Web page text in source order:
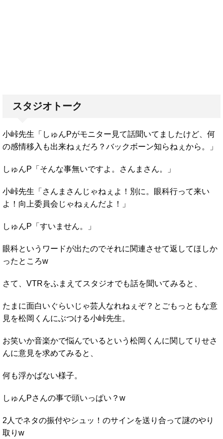
スタジオトーク
小峠先生「しゅんPがモニター見て話聞いてましたけど、何
の感情移入も出来ねぇだろ？バックボーン知らねぇから。」
しゅんP「そんな事無いですよ。さんまさん。」
小峠先生「さんまさんじゃねぇよ！別に。眼科行って来い
よ！向上委員会じゃねぇんだよ！」
しゅんP「すいません。」
眼科というワードが出たのでそれに関連させて返してほしか
ったところw
さて、VTRをふまえてスタジオでも話を聞いてみると、
たまに面白いぐらいじゃ芸人なれねぇぞ？とごもっともな意
見を松岡くんにぶつける小峠先生。
お笑いか音楽かで悩んでいるという松岡くんに関してりせさ
んに意見を求めてみると、
何も浮かばない様子。
しゅんPさんの事で頭いっぱい？w
2人でネタの振付やシュッ！のサインを送り合って謎のやり
取りw